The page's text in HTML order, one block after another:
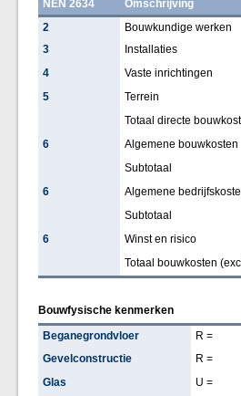
NEN 2634
Omschrijving
2
Bouwkundige werken
3
Installaties
4
Vaste inrichtingen
5
Terrein
Totaal directe
6
Algemene bouwkosten
Subtotaal
6
Algemene
Subtotaal
6
Winst en risico
Totaal bouwkosten
Bouwfysische kenmerken
Beganegrondvloer
R =
Gevelconstructie
R =
Glas
U =